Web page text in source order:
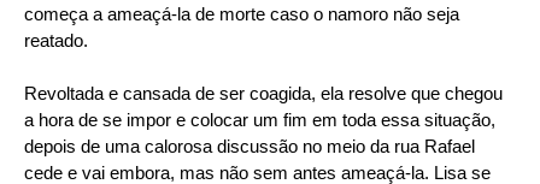
começa a ameaçá-la de morte caso o namoro não seja
reatado.
Revoltada e cansada de ser coagida, ela resolve que chegou
a hora de se impor e colocar um fim em toda essa situação,
depois de uma calorosa discussão no meio da rua Rafael
cede e vai embora, mas não sem antes ameaçá-la. Lisa se